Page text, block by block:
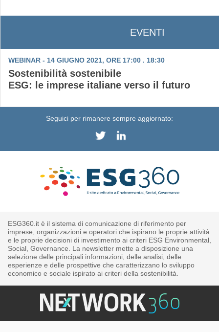
EVENTI
WEBINAR - 14 GIUGNO 2021, ORE 17:00 . 18:30
Sostenibilità sostenibile
ESG: le imprese italiane verso il futuro
Seguici per rimanere sempre aggiornato:
ESG360.it è il sistema di comunicazione di riferimento per
imprese, organizzazioni e operatori che ispirano le proprie attività
e le proprie decisioni di investimento ai criteri ESG Environmental,
Social, Governance. La newsletter mette a disposizione una
selezione delle principali informazioni, delle analisi, delle
esperienze e delle prospettive che caratterizzano lo sviluppo
economico e sociale ispirato ai criteri della sostenibilità.